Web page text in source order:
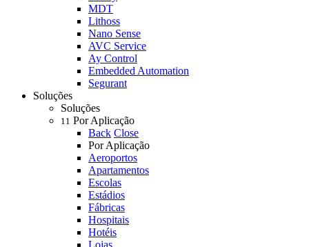
MDT
Lithoss
Nano Sense
AVC Service
Ay Control
Embedded Automation
Segurant
Soluções
Soluções
11 Por Aplicação
Back Close
Por Aplicação
Aeroportos
Apartamentos
Escolas
Estádios
Fábricas
Hospitais
Hotéis
Lojas